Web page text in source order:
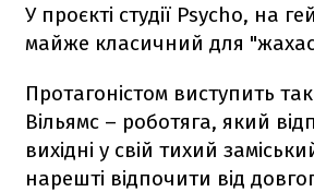
У проєкті студії Psycho, на
майже класичний для
Протагоністом виступить
Вільямс – роботяга, який
вихідні у свій тихий
нарешті відпочити від